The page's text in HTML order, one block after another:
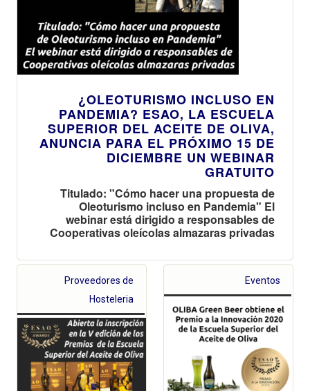
¿OLEOTURISMO INCLUSO EN
PANDEMIA? ESAO, LA ESCUELA
SUPERIOR DEL ACEITE DE OLIVA,
ANUNCIA PARA EL PRÓXIMO 15 DE
DICIEMBRE UN WEBINAR
GRATUITO
Titulado: "Cómo hacer una propuesta de
Oleoturismo incluso en Pandemia" El
webinar está dirigido a responsables de
Cooperativas oleícolas almazaras privadas
Proveedores de
Hosteleria
Eventos